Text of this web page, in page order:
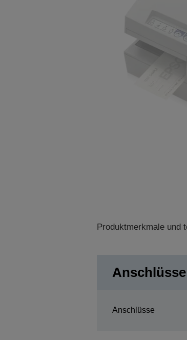
Produktmerkmale und
Anschlüsse
Anschlüsse